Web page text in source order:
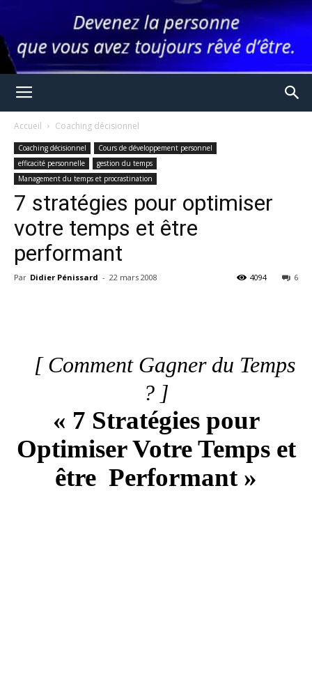
Accueil Coaching décisionnel
Coaching décisionnel
Cours de développement personnel
efficacité personnelle
gestion du temps
Management du temps et procrastination
7 stratégies pour optimiser
votre temps et être
performant
Par Didier Pénissard - 22 mars 2008 6
4094
[ Comment Gagner du Temps
? ]
« 7 Stratégies pour
Optimiser Votre Temps et
être Performant »